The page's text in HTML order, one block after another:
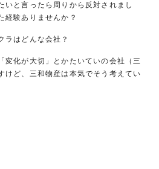
いと言ったら周りから反対されまし
経験ありませんか？
ラはどんな会社？
変化が大切」とかたいていの会社（三
けど、三和物産は本気でそう考えてい